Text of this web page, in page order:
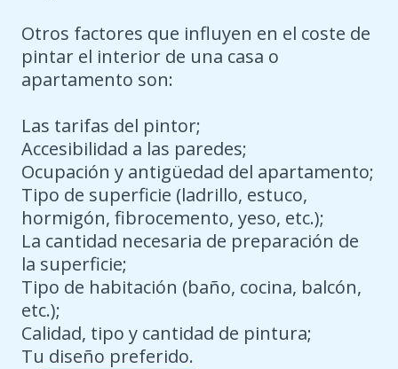
Otros factores que influyen en el coste de
pintar el interior de una casa o
apartamento son:
Las tarifas del pintor;
Accesibilidad a las paredes;
Ocupación y antigüedad del apartamento;
Tipo de superficie (ladrillo, estuco,
hormigón, fibrocemento, yeso, etc.);
La cantidad necesaria de preparación de
la superficie;
Tipo de habitación (baño, cocina, balcón,
etc.);
Calidad, tipo y cantidad de pintura;
Tu diseño preferido.